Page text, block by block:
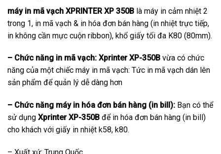
máy in mã vạch XPRINTER XP 350B là máy in cảm nhiệt 2
trong 1, in mã vạch & in hóa đơn bán hàng (in nhiệt trực tiếp,
in không cần mực cuộn ribbon), khổ giấy tối đa K80 (80mm).
– Chức năng in mã vạch: Xprinter XP-350B vừa có chức
năng của một chiếc máy in mã vạch: Tức in mã vạch dán lên
sản phẩm để quản lý dễ dàng hơn
– Chức năng máy in hóa đơn bán hàng (in bill): Bạn có thể
sử dụng Xprinter XP-350B để in hóa đơn bán hàng (in bill)
cho khách với giấy in nhiệt k58, k80.